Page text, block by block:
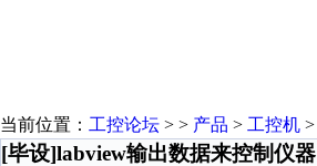
当前位置： 工控论坛 > > 产品 > 工控机 >
[毕设]labview输出数据来控制仪器